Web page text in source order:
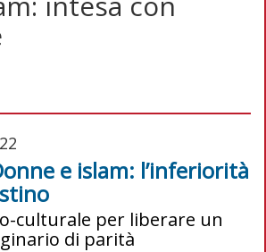
e islam: l’inferiorità
culturale per liberare un
di parità